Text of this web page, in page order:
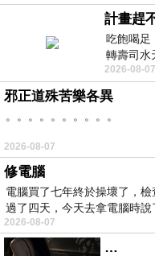
吃飽喝足
轉壽司
2026-08-07
邪正道殊苦樂各異
。。。。。。。。。。
2026-08-07
修電腦
電腦買了七年終於操壞了，
過了四天，今天去拿電腦時
2026-08-07
…